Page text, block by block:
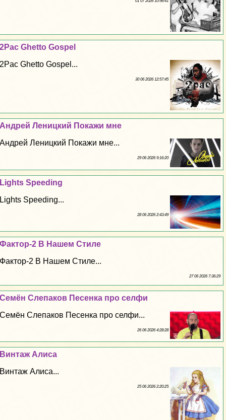
01 07 2026 10:56:41
2Pac Ghetto Gospel
2Pac Ghetto Gospel...
30 06 2026 12:57:45
Андрей Леницкий Покажи мне
Андрей Леницкий Покажи мне...
29 06 2026 9:16:20
Lights Speeding
Lights Speeding...
28 06 2026 2:43:49
Фактор-2 В Нашем Стиле
Фактор-2 В Нашем Стиле...
27 06 2026 7:36:29
Семён Слепаков Песенка про селфи
Семён Слепаков Песенка про селфи...
26 06 2026 4:28:28
Винтаж Алиса
Винтаж Алиса...
25 06 2026 2:20:25